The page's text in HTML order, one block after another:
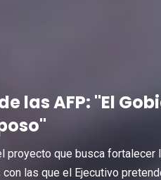
las AFP: "El
proyecto que busca fortalecer
las que el Ejecutivo